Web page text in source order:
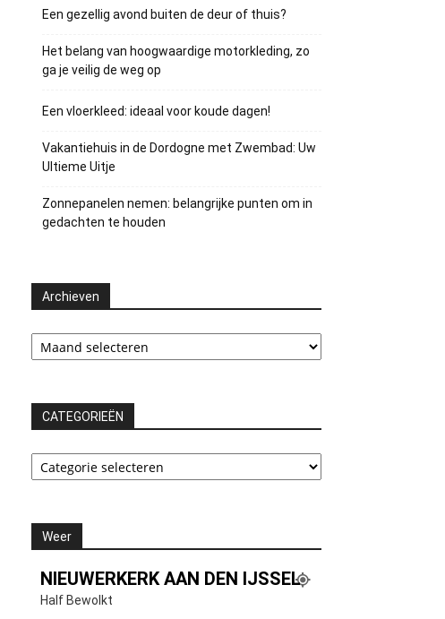
Een gezellig avond buiten de deur of thuis?
Het belang van hoogwaardige motorkleding, zo
ga je veilig de weg op
Een vloerkleed: ideaal voor koude dagen!
Vakantiehuis in de Dordogne met Zwembad: Uw
Ultieme Uitje
Zonnepanelen nemen: belangrijke punten om in
gedachten te houden
Archieven
Archieven
CATEGORIEËN
CATEGORIEËN
Weer
NIEUWERKERK AAN DEN IJSSEL
Half Bewolkt